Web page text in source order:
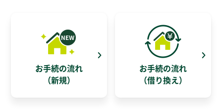
お手続の流れ
（新規）
お手続の流れ
（借り換え）